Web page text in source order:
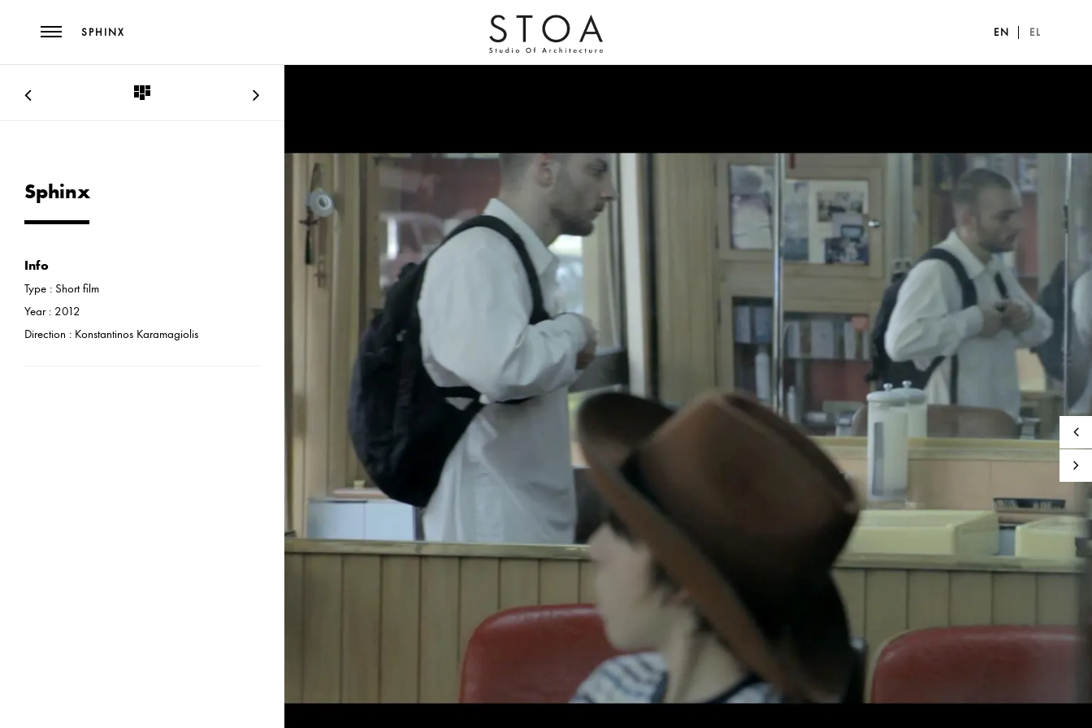
SPHINX EN EL
Sphinx
Info
Type : Short film
Year : 2012
Direction : Konstantinos Karamagiolis